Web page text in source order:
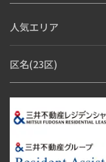
ブランドマンション
人気エリア
青山・表参道・原宿
市ヶ谷・
芝浦・汐留・品川
月島
目白・高
池尻大橋・三軒茶屋
祐
区名(23区)
豊島区
杉並区 板橋区
葛飾区
江戸川区